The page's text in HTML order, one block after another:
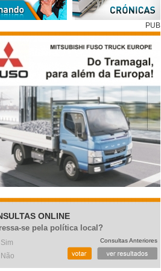
PUB
ONLINE
se pela política local?
Sim
Não
Consultas Anteriores